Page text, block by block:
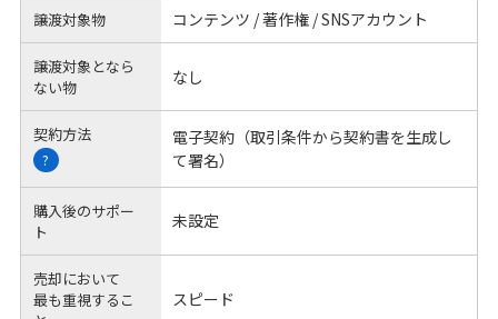
譲渡対象物 コンテンツ / 著作権 / SNSアカウント
譲渡対象となら
ない物
なし
契約方法
?
電子契約（取引条件から契約書を生成し
て署名）
購入後のサポー
ト
未設定
売却において
最も重視するこ
スピード